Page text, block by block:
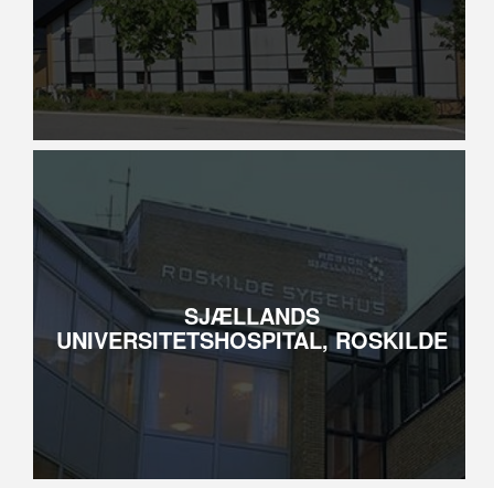
SJÆLLANDS
UNIVERSITETSHOSPITAL, ROSKILDE